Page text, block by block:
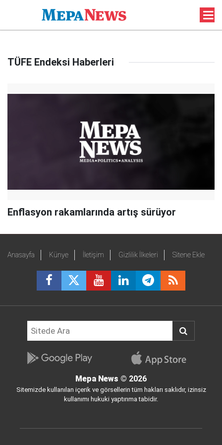
TÜFE Endeksi Haberleri
Enflasyon rakamlarında artış sürüyor
Anasayfa Künye İletişim Gizlilik İlkeleri Sitene Ekle
Mepa News © 2026
Sitemizde kullanılan içerik ve görsellerin tüm hakları saklıdır, izinsiz
kullanımı hukuki yaptırıma tabidir.